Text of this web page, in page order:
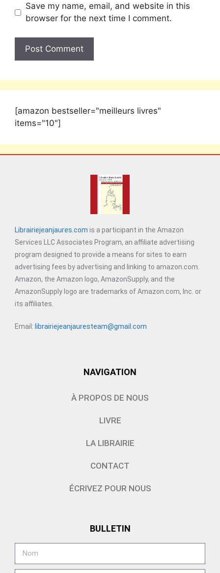
Save my name, email, and website in this
browser for the next time I comment.
[amazon bestseller="meilleurs livres"
items="10"]
Librairiejeanjaures.com is a participant in the Amazon
Services LLC Associates Program, an affiliate advertising
program designed to provide a means for sites to earn
advertising fees by advertising and linking to amazon.com.
Amazon, the Amazon logo, AmazonSupply, and the
AmazonSupply logo are trademarks of Amazon.com, Inc. or
its affiliates.
Email: librairiejeanjauresteam@gmail.com
NAVIGATION
À PROPOS DE NOUS
LIVRE
LA LIBRAIRIE
CONTACT
ÉCRIVEZ POUR NOUS
BULLETIN